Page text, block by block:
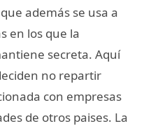
además se usa a
en los que la
secreta. Aquí
no repartir
con empresas
de otros paises. La